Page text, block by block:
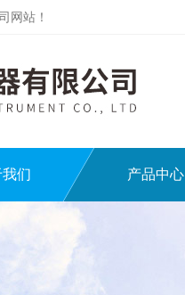
网站！
们 产品中心